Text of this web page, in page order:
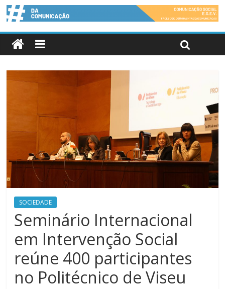
SOCIEDADE
Seminário Internacional
em Intervenção Social
reúne 400 participantes
no Politécnico de Viseu